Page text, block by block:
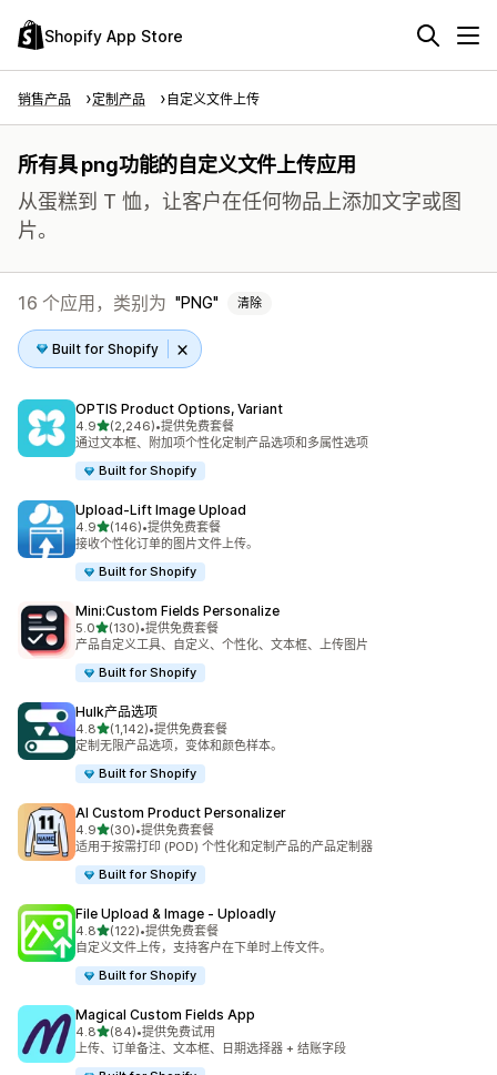
Shopify App Store
销售产品 定制产品 自定义文件上传
所有具 png功能的自定义文件上传应用
从蛋糕到 T 恤，让客户在任何物品上添加文字或图
片。
16 个应用，类别为 PNG 清除
Built for Shopify
OPTIS Product Options, Variant
4.9星（满分 5 星）
(2,246)
总共 2246 条评论
•提供免费套餐
通过文本框、附加项个性化定制产品选项和多属性选项
Built for Shopify
Upload‑Lift Image Upload
4.9星（满分 5 星）
(146)
总共 146 条评论
•提供免费套餐
接收个性化订单的图片文件上传。
Built for Shopify
Mini:Custom Fields Personalize
5.0星（满分 5 星）
(130)
总共 130 条评论
•提供免费套餐
产品自定义工具、自定义、个性化、文本框、上传图片
Built for Shopify
Hulk产品选项
4.8星（满分 5 星）
(1,142)
总共 1142 条评论
•提供免费套餐
定制无限产品选项，变体和颜色样本。
Built for Shopify
AI Custom Product Personalizer
4.9星（满分 5 星）
(30)
总共 30 条评论
•提供免费套餐
适用于按需打印 (POD) 个性化和定制产品的产品定制器
Built for Shopify
File Upload & Image ‑ Uploadly
4.8星（满分 5 星）
(122)
总共 122 条评论
•提供免费套餐
自定义文件上传，支持客户在下单时上传文件。
Built for Shopify
Magical Custom Fields App
4.8星（满分 5 星）
(84)
总共 84 条评论
•提供免费试用
上传、订单备注、文本框、日期选择器 + 结账字段